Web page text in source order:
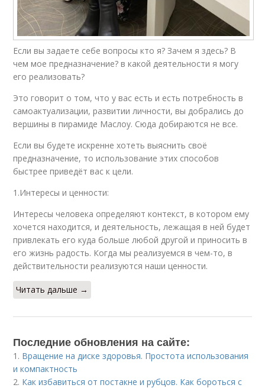
Если вы задаете себе вопросы кто я? Зачем я здесь? В
чем мое предназначение? в какой деятельности я могу
его реализовать?
Это говорит о том, что у вас есть и есть потребность в
самоактуализации, развитии личности, вы добрались до
вершины в пирамиде Маслоу. Сюда добираются не все.
Если вы будете искренне хотеть выяснить своё
предназначение, то использование этих способов
быстрее приведёт вас к цели.
1.Интересы и ценности:
Интересы человека определяют контекст, в котором ему
хочется находится, и деятельность, лежащая в ней будет
привлекать его куда больше любой другой и приносить в
его жизнь радость. Когда мы реализуемся в чем-то, в
действительности реализуются наши ценности.
Читать дальше →
Последние обновления на сайте:
1. Вращение на диске здоровья. Простота использования
и компактность
2. Как избавиться от постакне и рубцов. Как бороться с